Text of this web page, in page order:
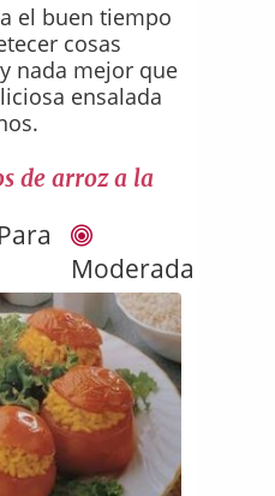
el buen tiempo
cosas
nada mejor que
ensalada
de arroz a la
Para
Moderada